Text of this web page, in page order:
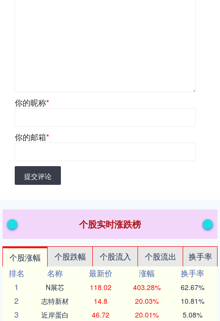
你的昵称*
你的邮箱*
提交评论
个股实时涨跌榜
个股涨幅 个股跌幅 个股流入 个股流出
换手率
排名
名称 最新价 涨幅
换手率
1
N展芯 118.02 403.28% 62.67%
2 志特新材 14.8 20.03% 10.81%
3 近岸蛋白 46.72 20.01% 5.08%